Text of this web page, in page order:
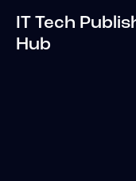
IT Tech
Hub